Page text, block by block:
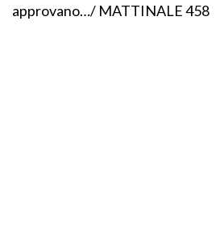
approvano…/ MATTINALE 458